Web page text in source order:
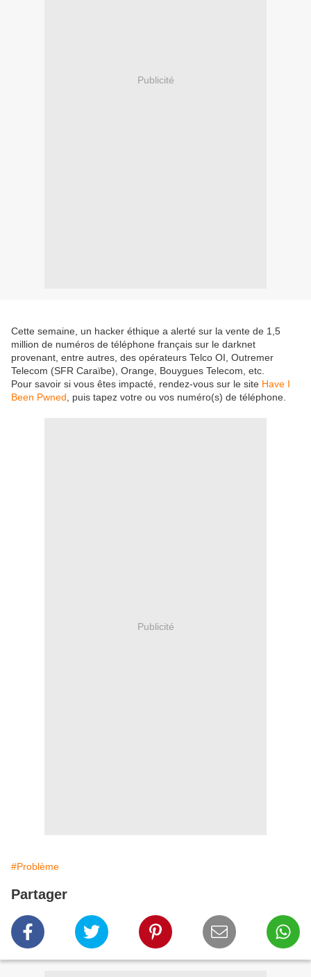
Publicité
Cette semaine, un hacker éthique a alerté sur la vente de 1,5
million de numéros de téléphone français sur le darknet
provenant, entre autres, des opérateurs Telco OI, Outremer
Telecom (SFR Caraïbe), Orange, Bouygues Telecom, etc.
Pour savoir si vous êtes impacté, rendez-vous sur le site Have I
Been Pwned , puis tapez votre ou vos numéro(s) de téléphone.
Publicité
#Problème
Partager